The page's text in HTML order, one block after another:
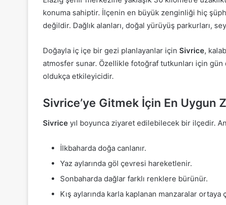
konuma sahiptir. İlçenin en büyük zenginliği hiç
değildir. Dağlık alanları, doğal yürüyüş parkurları,
Doğayla iç içe bir gezi planlayanlar için Sivrice,
atmosfer sunar. Özellikle fotoğraf tutkunları için gün
oldukça etkileyicidir.
Sivrice’ye Gitmek İçin En Uygun
Sivrice yıl boyunca ziyaret edilebilecek bir ilçedir.
İlkbaharda doğa canlanır.
Yaz aylarında göl çevresi hareketlenir.
Sonbaharda dağlar farklı renklere bürünür.
Kış aylarında karla kaplanan manzaralar ortaya